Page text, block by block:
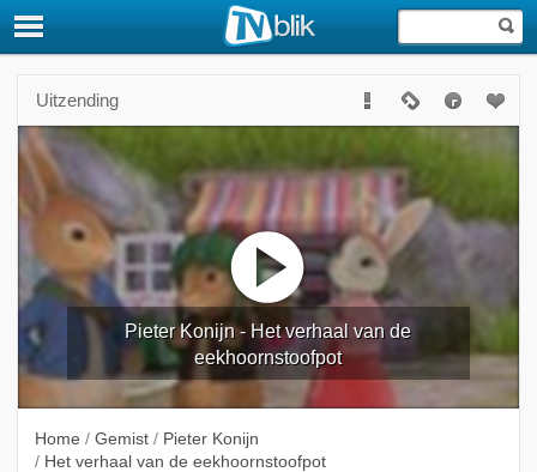
Uitzending
Pieter Konijn - Het verhaal van de
eekhoornstoofpot
Home / Gemist / Pieter Konijn
/ Het verhaal van de eekhoornstoofpot